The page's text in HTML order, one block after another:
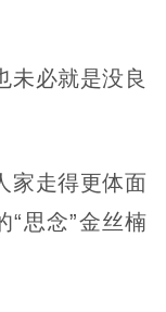
未必就是没良
家走得更体面
“思念”金丝楠